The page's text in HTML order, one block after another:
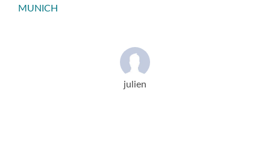
MUNICH
julien